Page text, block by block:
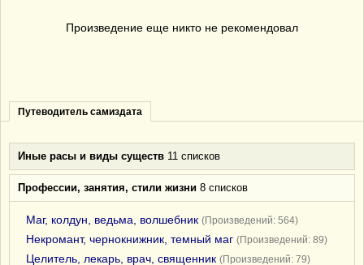
Произведение еще никто не рекомендовал
Путеводитель самиздата
Иные расы и виды существ 11 списков
Профессии, занятия, стили жизни 8 списков
Маг, колдун, ведьма, волшебник (Произведений: 564)
Некромант, чернокнижник, темный маг (Произведений: 89)
Целитель, лекарь, врач, священник (Произведений: 79)